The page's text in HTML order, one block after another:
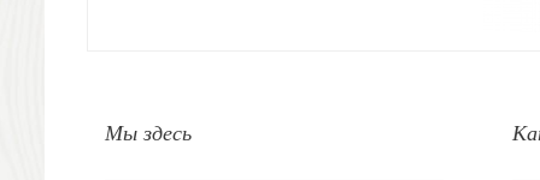
Мы здесь